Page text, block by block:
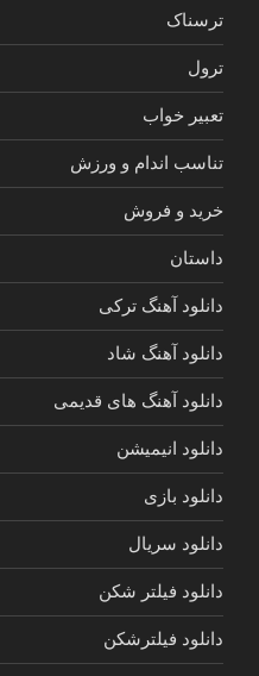
ترسناک
ترول
تعبیر خواب
تناسب اندام و ورزش
خرید و فروش
داستان
دانلود آهنگ ترکی
دانلود آهنگ شاد
دانلود آهنگ های قدیمی
دانلود انیمیشن
دانلود بازی
دانلود سریال
دانلود فیلتر شکن
دانلود فیلترشکن